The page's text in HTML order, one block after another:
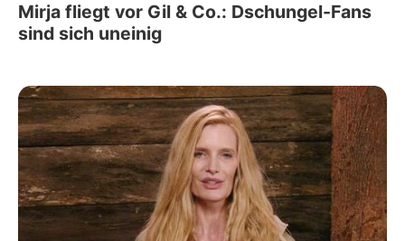
Mirja fliegt vor Gil & Co.: Dschungel-Fans
sind sich uneinig